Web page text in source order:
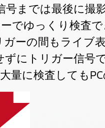
までは最後に撮
でゆっくり検査で
ーの間もライブ
ずにトリガー信号
量に検査しても